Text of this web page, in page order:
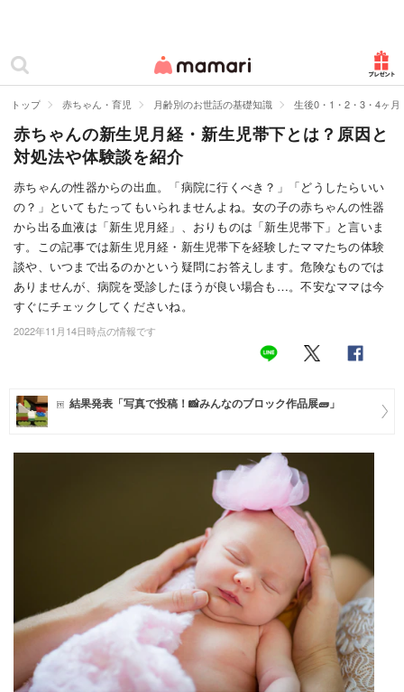
ママリ
カテゴリー一覧
妊娠
出産
赤ちゃん・育児
子育て・家族
病院
住まい
トップ 赤ちゃん・育児 月齢別のお世話の基礎知識 生後0・1・2・3・4ヶ
赤ちゃんの新生児月経・新生児帯下とは？原因と
対処法や体験談を紹介
赤ちゃんの性器からの出血。「病院に行くべき？」「どうしたらいい
の？」といてもたってもいられませんよね。女の子の赤ちゃんの性器
から出る血液は「新生児月経」、おりものは「新生児帯下」と言いま
す。この記事では新生児月経・新生児帯下を経験したママたちの体験
談や、いつまで出るのかという疑問にお答えします。危険なものでは
ありませんが、病院を受診したほうが良い場合も…。不安なママは今
すぐにチェックしてくださいね。
2022年11月14日時点の情報です
結果発表「写真で投稿！📸みんなのブロック作品展🧱」